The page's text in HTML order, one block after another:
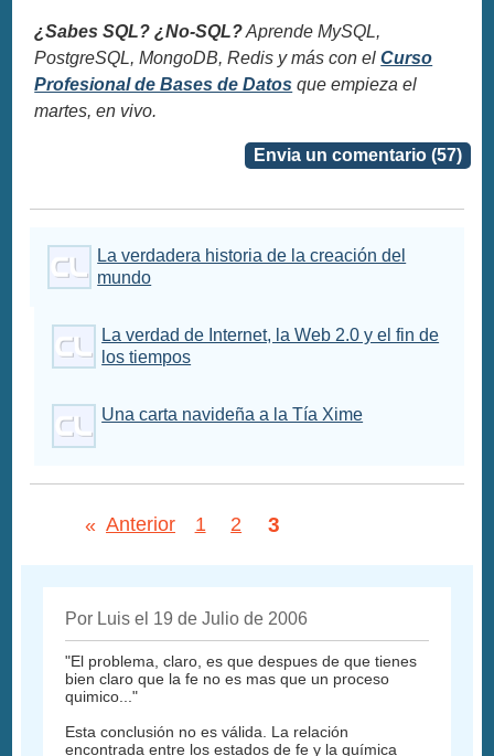
¿Sabes SQL? ¿No-SQL?Aprende MySQL,
PostgreSQL, MongoDB, Redis y más con elCurso
Profesional de Bases de Datos que empieza el
martes, en vivo.
Envia un comentario (57)
La verdadera historia de la creación del
mundo
La verdad de Internet, la Web 2.0 y el fin de
los tiempos
Una carta navideña a la Tía Xime
« Anterior 1 2 3
Por Luis el 19 de Julio de 2006
"El problema, claro, es que despues de que tienes
bien claro que la fe no es mas que un proceso
quimico..."
Esta conclusión no es válida. La relación
encontrada entre los estados de fe y la química